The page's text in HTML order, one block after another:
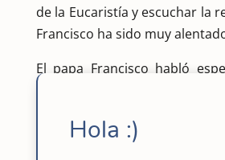
de la Eucaristía y escuchar la
Francisco ha sido muy
El papa Francisco habló
consagrados y
compartidos con todo
Hola :)